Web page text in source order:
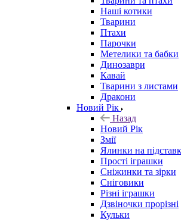
Наші котики
Тварини
Птахи
Парочки
Метелики та бабки
Динозаври
Кавай
Тварини з листами
Дракони
Новий Рік
Назад
Новий Рік
Змії
Ялинки на
Прості іграшки
Сніжинки та зірки
Сніговики
Різні іграшки
Дзвіночки прорізні
Кульки